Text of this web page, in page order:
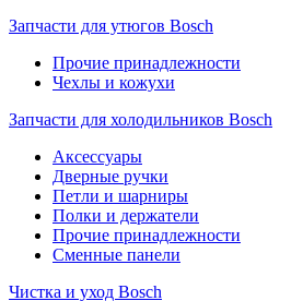
Запчасти для утюгов Bosch
Прочие принадлежности
Чехлы и кожухи
Запчасти для холодильников Bosch
Аксессуары
Дверные ручки
Петли и шарниры
Полки и держатели
Прочие принадлежности
Сменные панели
Чистка и уход Bosch